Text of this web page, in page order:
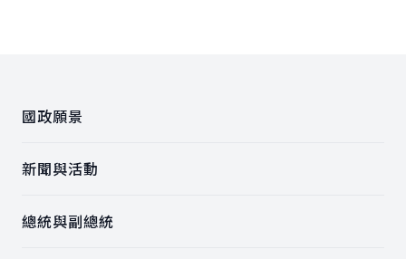
國政願景
新聞與活動
總統與副總統